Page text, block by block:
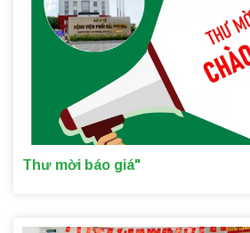
Thư mời báo giá"